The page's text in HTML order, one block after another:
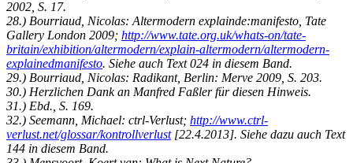
2002, S. 17.
28.) Bourriaud, Nicolas: Altermodern explainde:manifesto, Tate
Gallery London 2009; http://www.tate.org.uk/whats-on/tate-
britain/exhibition/altermodern/explain-altermodern/altermodern-
explainedmanifesto. Siehe auch Text 024 in diesem Band.
29.) Bourriaud, Nicolas: Radikant, Berlin: Merve 2009, S. 203.
30.) Herzlichen Dank an Manfred Faßler für diesen Hinweis.
31.) Ebd., S. 169.
32.) Seemann, Michael: ctrl-Verlust; http://www.ctrl-
verlust.net/glossar/kontrollverlust[22.4.2013]. Siehe dazu auch Text
144 in diesem Band.